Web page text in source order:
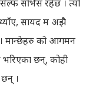
सर्भिस रहेछ । त्यो
सायद म अझै
। मान्छेहरु को आगमन
भरिएका छन्, कोही
।